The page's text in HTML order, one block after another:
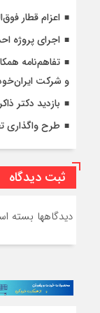
اعزام قطار
اجرای پروژه
تفاهم‌نامه
و شرکت
بازدید دکتر
طرح
ثبت دیدگاه
دیدگاهها بسته